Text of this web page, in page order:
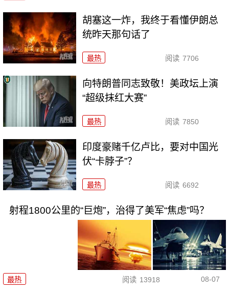
胡塞这一炸，我终于看懂伊朗总
统昨天那句话了
最热 阅读 7706
向特朗普同志致敬！美政坛上演
“超级抹红大赛”
最热 阅读 7850
印度豪赌千亿卢比，要对中国光
伏“卡脖子”？
最热 阅读 6692
射程1800公里的“巨炮”，治得了美军“焦虑”吗？
最热 阅读 13918 08-07